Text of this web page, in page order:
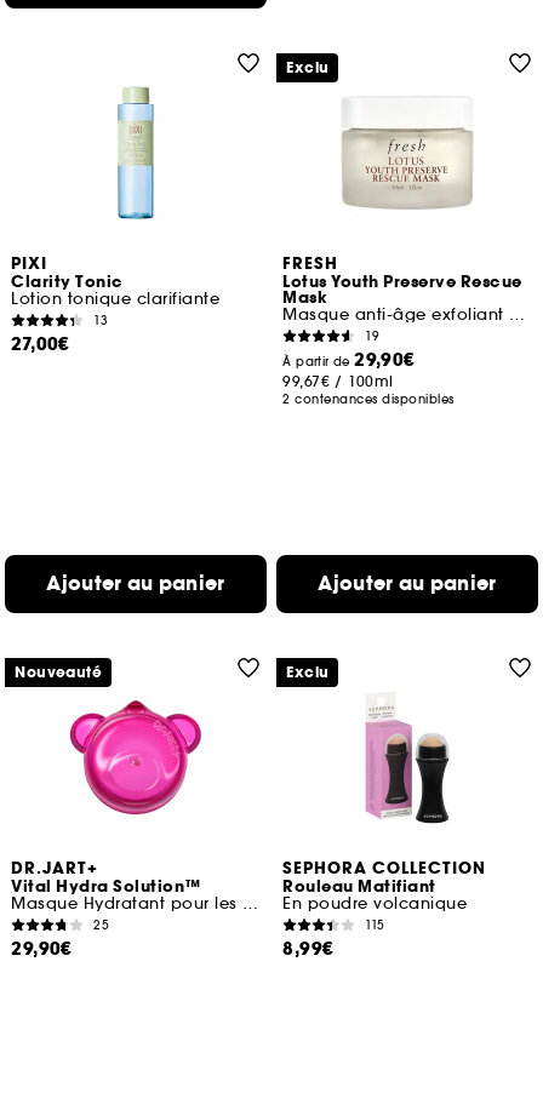
PIXI
Clarity Tonic
Lotion tonique clarifiante
13
27,00€
Ajouter au panier
FRESH
Lotus Youth Preserve Rescue
Mask
Masque anti-âge exfoliant au Lotus
19
À partir de29,90€
99,67€ / 100ml
2 contenances disponibles
Ajouter au panier
Exclu
DR.JART+
Vital Hydra Solution™
Masque Hydratant pour les Lèvres à l'Acide Hyaluronique
25
29,90€
Nouveauté
SEPHORA COLLECTION
Rouleau Matifiant
En poudre volcanique
115
8,99€
Exclu